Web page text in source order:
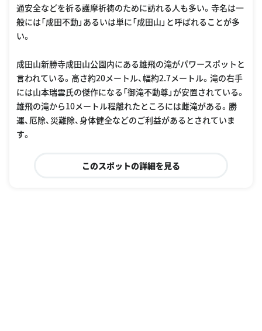
通安全などを祈る護摩祈祷のために訪れる人も多い。寺名は一
般には「成田不動」あるいは単に「成田山」と呼ばれることが多
い。
成田山新勝寺成田山公園内にある雄飛の滝がパワースポットと
言われている。高さ約20メートル、幅約2.7メートル。滝の右手
には山本瑞雲氏の傑作になる「御滝不動尊」が安置されている。
雄飛の滝から10メートル程離れたところには雌滝がある。勝
運、厄除、災難除、身体健全などのご利益があるとされていま
す。
このスポットの詳細を見る